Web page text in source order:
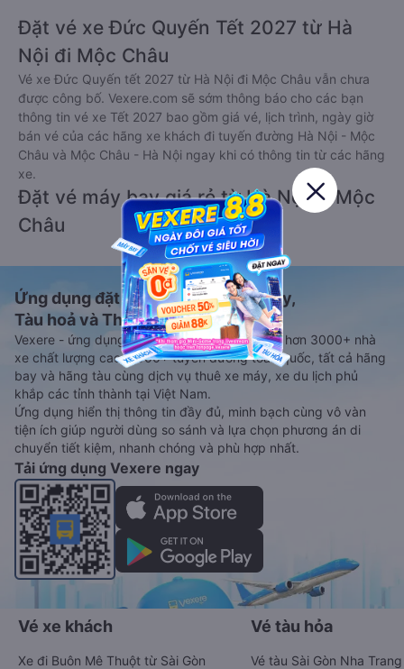
Đặt vé xe Đức Quyến Tết 2027 từ Hà
Nội đi Mộc Châu
Vé xe Đức Quyến tết 2027 từ Hà Nội đi Mộc Châu vẫn chưa
được công bố. Vexere.com sẽ sớm thông báo cho các bạn
thông tin vé xe Tết 2027 bao gồm giá vé, lịch trình, ngày giờ
bán vé của các hãng xe khách đi tuyến đường Hà Nội - Mộc
Châu và Mộc Châu - Hà Nội ngay khi có thông tin từ các hãng
xe.
Đặt vé máy bay giá rẻ từ Hà Nội đi Mộc
Châu
Ứng dụng đặt vé Xe khách, Máy bay,
Tàu hoả và Thuê xe
Vexere - ứng dụng đặt vé đa phương tiện với hơn 3000+ nhà
xe chất lượng cao, 5000+ tuyến đường toàn quốc, tất cả hãng
bay và hãng tàu cùng dịch vụ thuê xe máy, xe du lịch phủ
khắp các tỉnh thành tại Việt Nam.
Ứng dụng hiển thị thông tin đầy đủ, minh bạch cùng vô vàn
tiện ích giúp người dùng so sánh và lựa chọn phương án di
chuyển tiết kiệm, nhanh chóng và phù hợp nhất.
Tải ứng dụng Vexere ngay
Vé xe khách
Xe đi Buôn Mê Thuột từ Sài Gòn
Vé tàu hỏa
Vé tàu Sài Gòn Nha Trang